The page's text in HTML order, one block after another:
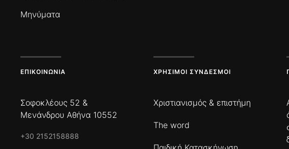
Μηνύματα
ΕΠΙΚΟΙΝΩΝΊΑ
Σοφοκλέους 52 &
Μενάνδρου Αθήνα 10552
+30 2152158888
ΧΡΉΣΙΜΟΙ ΣΎΝΔΕΣΜΟΙ
Χριστιανισμός & επιστήμη
The word